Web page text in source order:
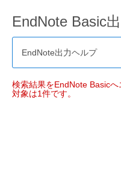
EndNote Basic
EndNote出力ヘルプ
検索結果をEndNote Basicへ
対象は1件です。